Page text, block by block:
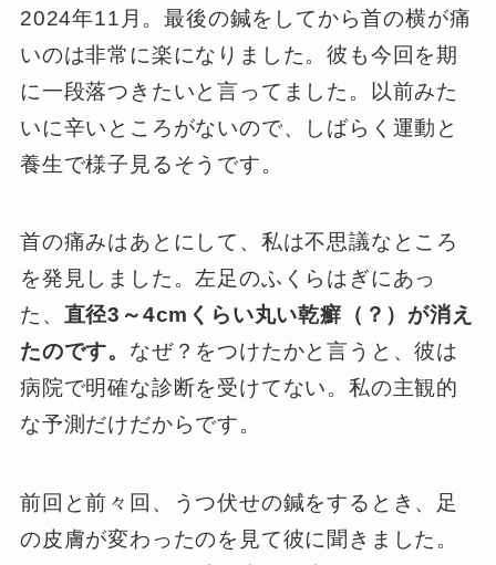
2024年11月。最後の鍼をしてから首の横が痛
いのは非常に楽になりました。彼も今回を期
に一段落つきたいと言ってました。以前みた
いに辛いところがないので、しばらく運動と
養生で様子見るそうです。
首の痛みはあとにして、私は不思議なところ
を発見しました。左足のふくらはぎにあっ
た、 直径3～4cmくらい丸い乾癬（？）が消え
たのです。 なぜ？をつけたかと言うと、彼は
病院で明確な診断を受けてない。私の主観的
な予測だけだからです。
前回と前々回、うつ伏せの鍼をするとき、足
の皮膚が変わったのを見て彼に聞きました。